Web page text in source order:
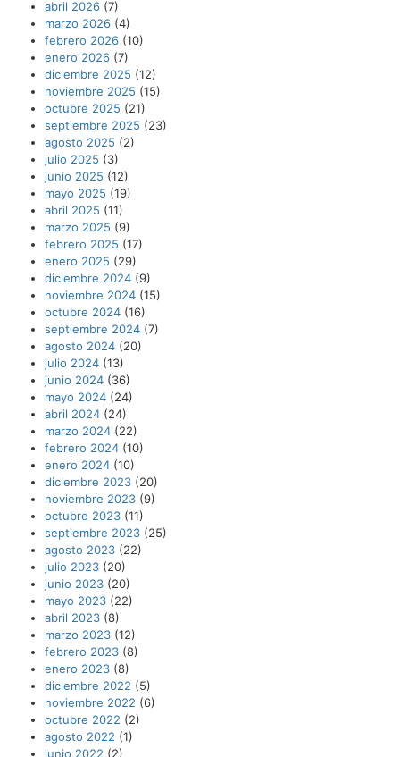
abril 2026 (7)
marzo 2026 (4)
febrero 2026 (10)
enero 2026 (7)
diciembre 2025 (12)
noviembre 2025 (15)
octubre 2025 (21)
septiembre 2025 (23)
agosto 2025 (2)
julio 2025 (3)
junio 2025 (12)
mayo 2025 (19)
abril 2025 (11)
marzo 2025 (9)
febrero 2025 (17)
enero 2025 (29)
diciembre 2024 (9)
noviembre 2024 (15)
octubre 2024 (16)
septiembre 2024 (7)
agosto 2024 (20)
julio 2024 (13)
junio 2024 (36)
mayo 2024 (24)
abril 2024 (24)
marzo 2024 (22)
febrero 2024 (10)
enero 2024 (10)
diciembre 2023 (20)
noviembre 2023 (9)
octubre 2023 (11)
septiembre 2023 (25)
agosto 2023 (22)
julio 2023 (20)
junio 2023 (20)
mayo 2023 (22)
abril 2023 (8)
marzo 2023 (12)
febrero 2023 (8)
enero 2023 (8)
diciembre 2022 (5)
noviembre 2022 (6)
octubre 2022 (2)
agosto 2022 (1)
junio 2022 (2)